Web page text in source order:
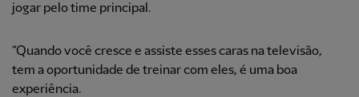
jogar pelo time principal.
“Quando você cresce e assiste esses caras na televisão,
tem a oportunidade de treinar com eles, é uma boa
experiência.